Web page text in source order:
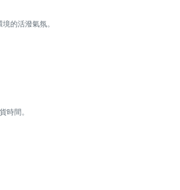
的活潑氣氛。
間。